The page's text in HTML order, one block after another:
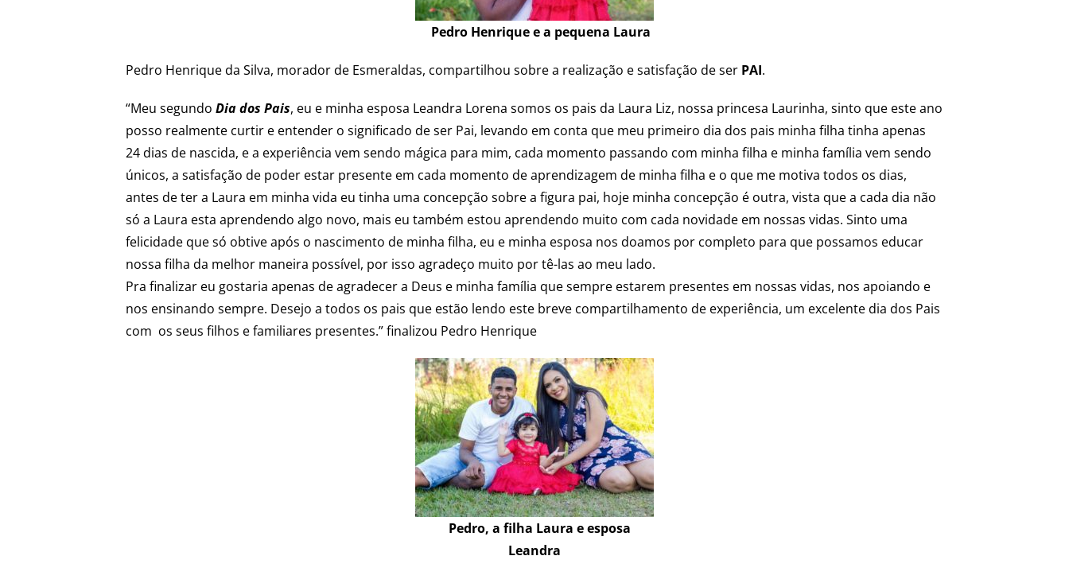
Pedro Henrique e a pequena Laura
Pedro Henrique da Silva, morador de Esmeraldas, compartilhou sobre a realização e satisfação de ser PAI.
“Meu segundoDia dos Pais, eu e minha esposa Leandra Lorena somos os pais da Laura Liz, nossa princesa Laurinha, sinto que este ano
posso realmente curtir e entender o significado de ser Pai, levando em conta que meu primeiro dia dos pais minha filha tinha apenas
24 dias de nascida, e a experiência vem sendo mágica para mim, cada momento passando com minha filha e minha família vem sendo
únicos, a satisfação de poder estar presente em cada momento de aprendizagem de minha filha e o que me motiva todos os dias,
antes de ter a Laura em minha vida eu tinha uma concepção sobre a figura pai, hoje minha concepção é outra, vista que a cada dia não
só a Laura esta aprendendo algo novo, mais eu também estou aprendendo muito com cada novidade em nossas vidas. Sinto uma
felicidade que só obtive após o nascimento de minha filha, eu e minha esposa nos doamos por completo para que possamos educar
nossa filha da melhor maneira possível, por isso agradeço muito por tê-las ao meu lado.
Pra finalizar eu gostaria apenas de agradecer a Deus e minha família que sempre estarem presentes em nossas vidas, nos apoiando e
nos ensinando sempre. Desejo a todos os pais que estão lendo este breve compartilhamento de experiência, um excelente dia dos Pais
com os seus filhos e familiares presentes.” finalizou Pedro Henrique
Pedro, a filha Laura e esposa
Leandra